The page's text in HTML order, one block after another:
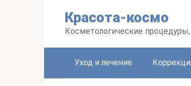
Красота-космо
Косметологические процедуры,
Уход и лечение